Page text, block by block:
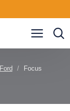
Ford Focus